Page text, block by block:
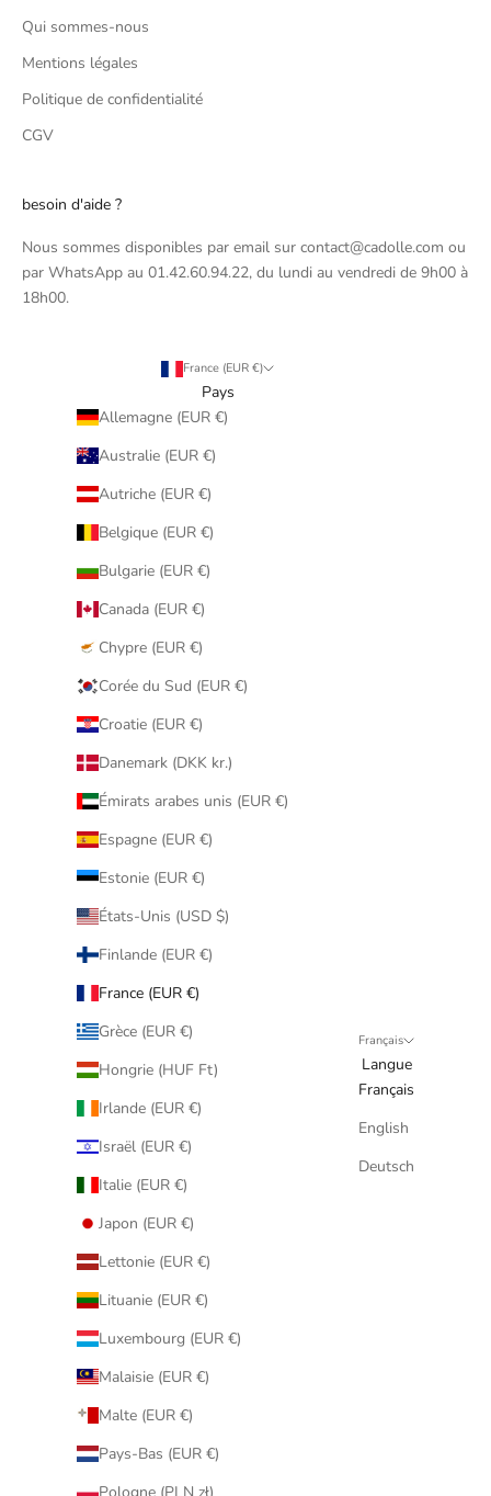
Qui sommes-nous
Mentions légales
Politique de confidentialité
CGV
besoin d'aide ?
Nous sommes disponibles par email sur contact@cadolle.com ou
par WhatsApp au 01.42.60.94.22, du lundi au vendredi de 9h00 à
18h00.
France (EUR €)
Pays
Allemagne (EUR €)
Australie (EUR €)
Autriche (EUR €)
Belgique (EUR €)
Bulgarie (EUR €)
Canada (EUR €)
Chypre (EUR €)
Corée du Sud (EUR €)
Croatie (EUR €)
Danemark (DKK kr.)
Émirats arabes unis (EUR €)
Espagne (EUR €)
Estonie (EUR €)
États-Unis (USD $)
Finlande (EUR €)
France (EUR €)
Grèce (EUR €)
Hongrie (HUF Ft)
Irlande (EUR €)
Israël (EUR €)
Italie (EUR €)
Japon (EUR €)
Lettonie (EUR €)
Lituanie (EUR €)
Luxembourg (EUR €)
Malaisie (EUR €)
Malte (EUR €)
Pays-Bas (EUR €)
Français
Langue
Français
English
Deutsch